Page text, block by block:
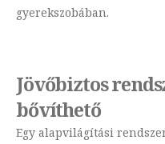
gyerekszobában.
Jövőbiztos
bővíthető
Egy alapvilágítási